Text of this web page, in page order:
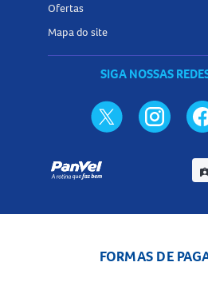
Ofertas
Mapa do site
SIGA NOSSAS
FORMAS DE